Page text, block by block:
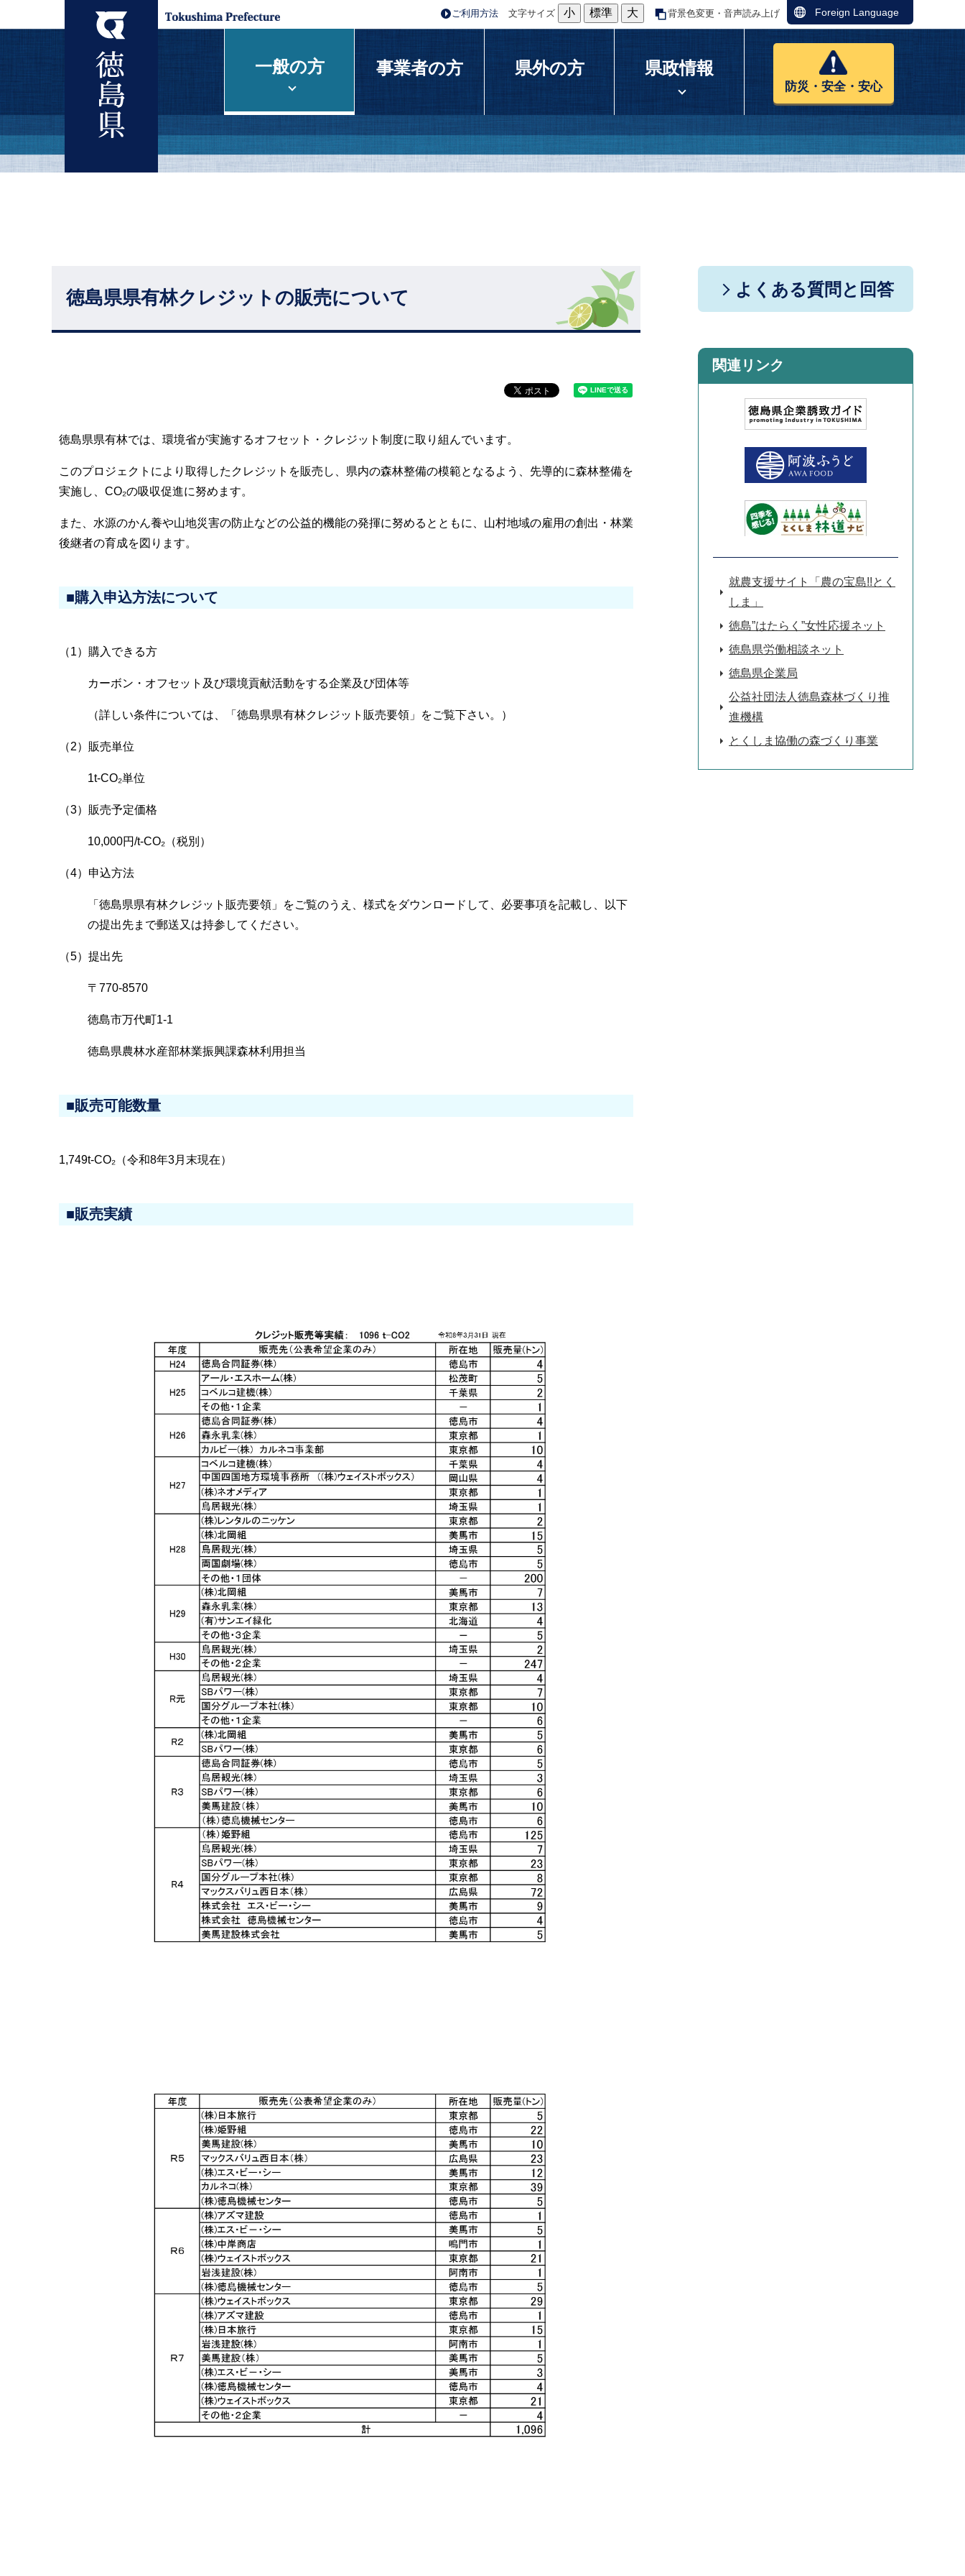
ご利用方法 文字サイズ 小 標準 大 背景色変更・音声読み上げ Foreign Language
一般の方 事業者の方 県外の方 県政情報
防災・安全・安心
徳島県県有林クレジットの販売について
徳島県県有林では、環境省が実施するオフセット・クレジット制度に取り組んでいます。
このプロジェクトにより取得したクレジットを販売し、県内の森林整備の模範となるよう、先導的に森林整備を
実施し、CO₂の吸収促進に努めます。
また、水源のかん養や山地災害の防止などの公益的機能の発揮に努めるとともに、山村地域の雇用の創出・林業
後継者の育成を図ります。
■購入申込方法について
（1）購入できる方
カーボン・オフセット及び環境貢献活動をする企業及び団体等
（詳しい条件については、「徳島県県有林クレジット販売要領」をご覧下さい。）
（2）販売単位
1t-CO₂単位
（3）販売予定価格
10,000円/t-CO₂（税別）
（4）申込方法
「徳島県県有林クレジット販売要領」をご覧のうえ、様式をダウンロードして、必要事項を記載し、以下
の提出先まで郵送又は持参してください。
（5）提出先
〒770-8570
徳島市万代町1-1
徳島県農林水産部林業振興課森林利用担当
■販売可能数量
1,749t-CO₂（令和8年3月末現在）
■販売実績
よくある質問と回答
関連リンク
就農支援サイト「農の宝島!!とく
しま」
徳島”はたらく”女性応援ネット
徳島県労働相談ネット
徳島県企業局
公益社団法人徳島森林づくり推
進機構
とくしま協働の森づくり事業